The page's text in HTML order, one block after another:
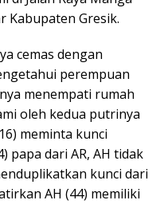
Kabupaten Gresik.
cemas dengan
perempuan
menempati rumah
oleh kedua putrinya
meminta kunci
papa dari AR, AH tidak
kunci dari
AH (44) memiliki